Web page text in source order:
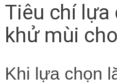
Tiêu chí lựa
khử mùi
Khi lựa chọn